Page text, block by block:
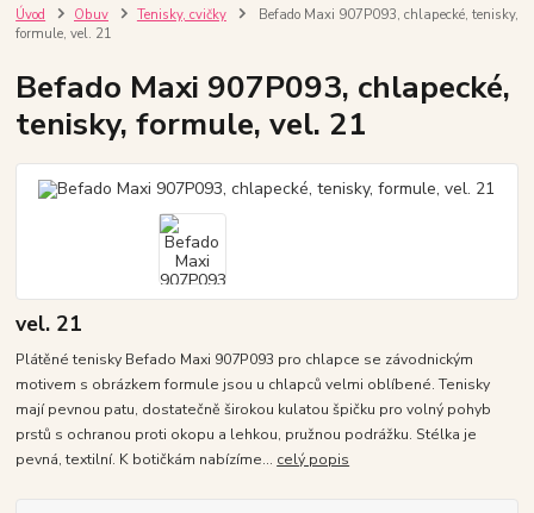
Úvod Obuv Tenisky, cvičky
Befado Maxi 907P093, chlapecké, tenisky,
formule, vel. 21
Befado Maxi 907P093, chlapecké,
tenisky, formule, vel. 21
vel. 21
Plátěné tenisky Befado Maxi 907P093 pro chlapce se závodnickým
motivem s obrázkem formule jsou u chlapců velmi oblíbené. Tenisky
mají pevnou patu, dostatečně širokou kulatou špičku pro volný pohyb
prstů s ochranou proti okopu a lehkou, pružnou podrážku. Stélka je
pevná, textilní. K botičkám nabízíme... celý popis